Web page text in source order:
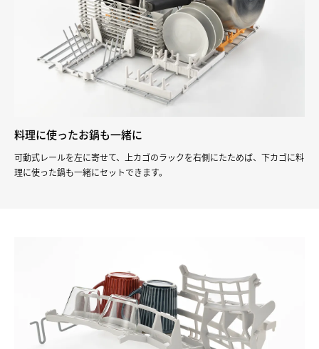
料理に使ったお鍋も一緒に
可動式レールを左に寄せて、上カゴのラックを右側にたためば、下カゴに料
理に使った鍋も一緒にセットできます。